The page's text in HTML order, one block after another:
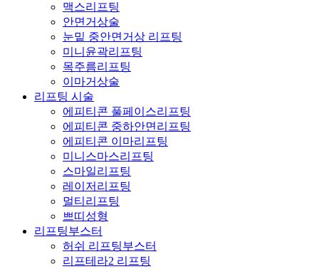
맥스리프팅
안면거상술
눈밑 중안면거상 리프팅
미니윤곽리프팅
목주름리프팅
이마거상술
리프팅 시술
에피티콘 풀페이스리프팅
에피티콘 중하안면리프팅
에피티콘 이마리프팅
미니스마스리프팅
스마일리프팅
레이저리프팅
멀티리프팅
쁘띠성형
리프팅부스터
허쉬 리프팅부스터
리프테라2 리프팅